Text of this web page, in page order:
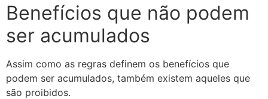
Benefícios que não podem
ser acumulados
Assim como as regras definem os benefícios que
podem ser acumulados, também existem aqueles que
são proibidos.